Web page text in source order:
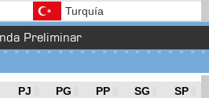
Turquía
Preliminar
PJ PG PP SG SP